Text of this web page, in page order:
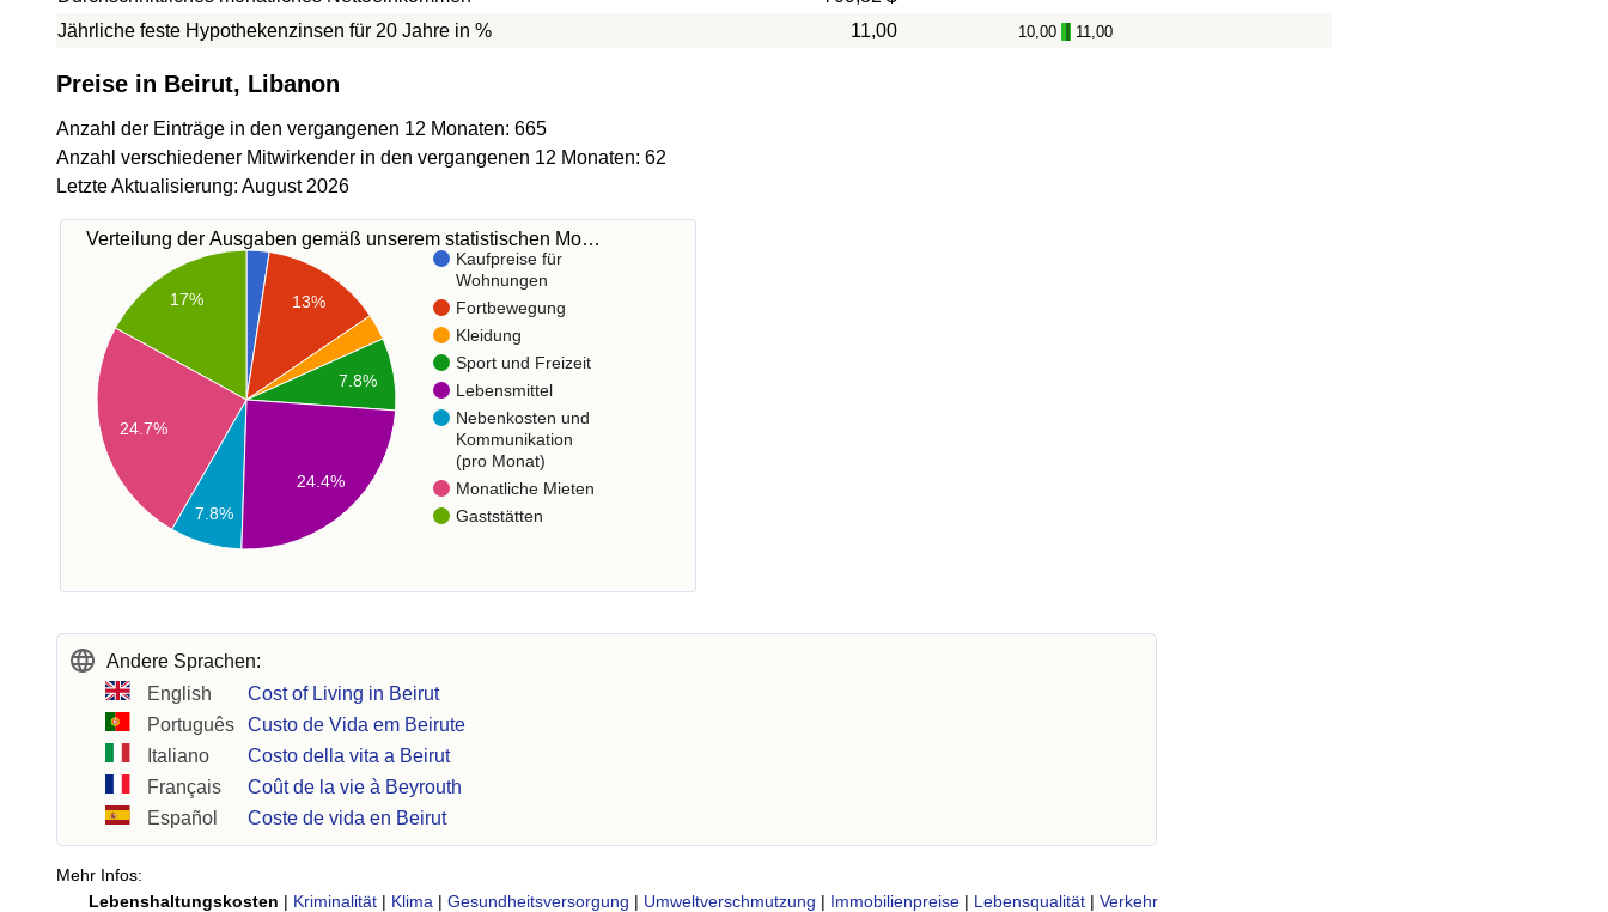
Jährliche feste Hypothekenzinsen für 20 Jahre in %
11,00 10,00 - 11,00
Preise in Beirut, Libanon
Anzahl der Einträge in den vergangenen 12 Monaten: 665
Anzahl verschiedener Mitwirkender in den vergangenen 12 Monaten: 62
Letzte Aktualisierung: August 2026
Verteilung der Ausgaben gemäß unserem statistischen Mo…
Kaufpreise für
Wohnungen
Fortbewegung
Kleidung
Sport und Freizeit
Lebensmittel
Nebenkosten und
Kommunikation
(pro Monat)
Monatliche Mieten
Gaststätten
13%
7.8%
17%
24.7%
7.8%
24.4%
Andere Sprachen:
English
Cost of Living in Beirut
Português
Custo de Vida em Beirute
Italiano
Costo della vita a Beirut
Français
Coût de la vie à Beyrouth
Español
Coste de vida en Beirut
Mehr Infos:
Lebenshaltungskosten | Kriminalität | Klima | Gesundheitsversorgung | Umweltverschmutzung | Immobilienpreise | Lebensqualität | Verkehr